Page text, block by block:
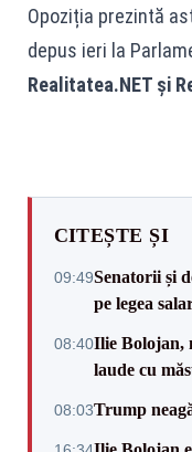
Opoziția prezintă
depus ieri la
Realitatea.NET și
CITEȘTE ȘI
09:49Senatorii și
pe legea
08:40Ilie Bolojan,
laude cu
08:03Trump